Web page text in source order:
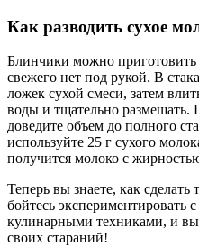
Как разводить сухое
Блинчики можно приготовить
свежего нет под рукой. В
ложек сухой смеси, затем
воды и тщательно размешать.
доведите объем до полного
используйте 25 г сухого
получится молоко с
Теперь вы знаете, как
бойтесь экспериментировать
кулинарными техниками, и вы
своих стараний!